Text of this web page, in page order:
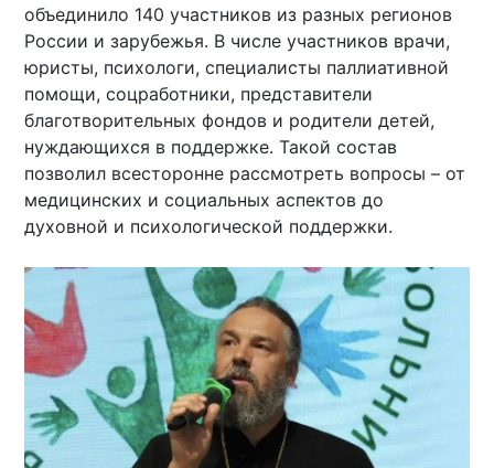
объединило 140 участников из разных регионов
России и зарубежья. В числе участников врачи,
юристы, психологи, специалисты паллиативной
помощи, соцработники, представители
благотворительных фондов и родители детей,
нуждающихся в поддержке. Такой состав
позволил всесторонне рассмотреть вопросы – от
медицинских и социальных аспектов до
духовной и психологической поддержки.